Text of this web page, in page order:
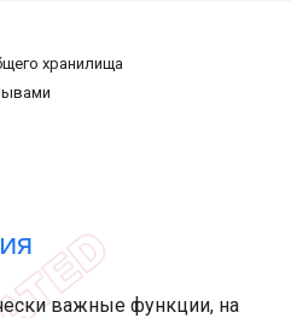
хранилища
важные функции, на